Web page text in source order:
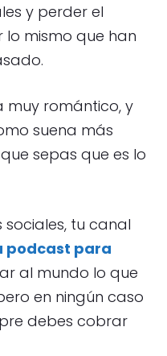
y perder el
mismo que han
muy romántico, y
suena más
sepas que es lo
sociales, tu canal
podcast para
al mundo lo que
en ningún caso
debes cobrar